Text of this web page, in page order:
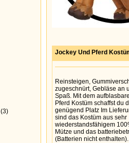
(3)
Jockey Und Pferd
Reinsteigen,
zugeschnürt, Gebläse an
Spaß. Mit dem
Pferd Kostüm schaffst du
genügend Platz Im
sind das Kostüm aus sehr
wiederstandsfähigem
Mütze und das
(Batterien nicht